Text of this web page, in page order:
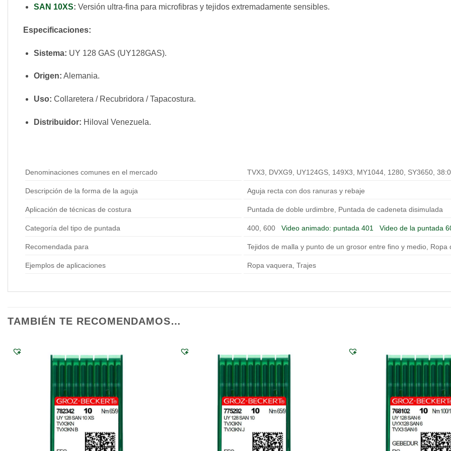
SAN 10XS: Versión ultra-fina para microfibras y tejidos extremadamente sensibles.
Especificaciones:
Sistema: UY 128 GAS (UY128GAS).
Origen: Alemania.
Uso: Collaretera / Recubridora / Tapacostura.
Distribuidor: Hiloval Venezuela.
Denominaciones comunes en el mercado TVX3, DVXG9, UY124GS, 149X3, MY1044, 1280, SY3650,
Descripción de la forma de la aguja Aguja recta con dos ranuras y rebaje
Aplicación de técnicas de costura Puntada de doble urdimbre, Puntada de cadeneta disimulada
Categoría del tipo de puntada 400, 600Video animado: puntada 401 Video de la puntada
Recomendada para Tejidos de malla y punto de un grosor entre fino y medio, Ropa
Ejemplos de aplicaciones Ropa vaquera, Trajes
TAMBIÉN TE RECOMENDAMOS…